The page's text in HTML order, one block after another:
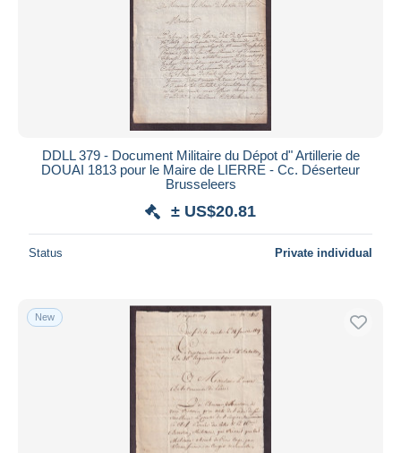
DDLL 379 - Document Militaire du Dépot d" Artillerie de
DOUAI 1813 pour le Maire de LIERRE - Cc. Déserteur
Brusseleers
± US$20.81
Status Private individual
New